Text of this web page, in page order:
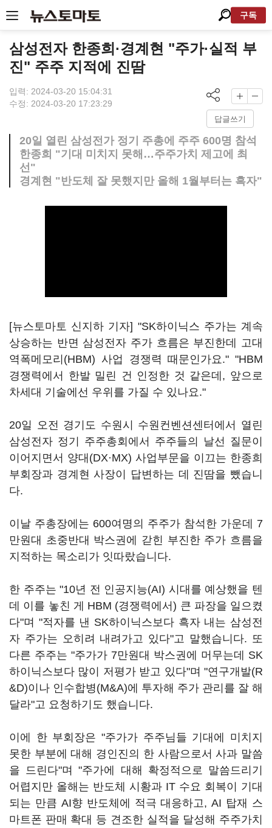
구독
삼성전자 한종희·경계현 "주가·실적 부
진" 주주 지적에 진땀
입력: 2024-03-20 15:04:31
수정: 2024-03-20 17:23:29
답글쓰기
20일 열린 삼성전가 정기 주총에 주주 600명 참석
한종희 "기대 미치지 못해…주주가치 제고에 최
선"
경계현 "반도체 잘 못했지만 올해 1월부터는 흑자"
[뉴스토마토 신지하 기자] "SK하이닉스 주가는 계속
상승하는 반면 삼성전자 주가 흐름은 부진한데 고대
역폭메모리(HBM) 사업 경쟁력 때문인가요." "HBM
경쟁력에서 한발 밀린 건 인정한 것 같은데, 앞으로
차세대 기술에선 우위를 가질 수 있나요."
20일 오전 경기도 수원시 수원컨벤션센터에서 열린
삼성전자 정기 주주총회에서 주주들의 날선 질문이
이어지면서 양대(DX·MX) 사업부문을 이끄는 한종희
부회장과 경계현 사장이 답변하는 데 진땀을 뺐습니
다.
이날 주총장에는 600여명의 주주가 참석한 가운데 7
만원대 초중반대 박스권에 갇힌 부진한 주가 흐름을
지적하는 목소리가 잇따랐습니다.
한 주주는 "10년 전 인공지능(AI) 시대를 예상했을 텐
데 이를 놓친 게 HBM (경쟁력에서) 큰 파장을 일으켰
다"며 "적자를 낸 SK하이닉스보다 흑자 내는 삼성전
자 주가는 오히려 내려가고 있다"고 말했습니다. 또
다른 주주는 "주가가 7만원대 박스권에 머무는데 SK
하이닉스보다 많이 저평가 받고 있다"며 "연구개발(R
&D)이나 인수합병(M&A)에 투자해 주가 관리를 잘 해
달라"고 요청하기도 했습니다.
이에 한 부회장은 "주가가 주주님들 기대에 미치지
못한 부분에 대해 경인진의 한 사람으로서 사과 말씀
을 드린다"며 "주가에 대해 확정적으로 말씀드리기
어렵지만 올해는 반도체 시황과 IT 수요 회복이 기대
되는 만큼 AI향 반도체에 적극 대응하고, AI 탑재 스
마트폰 판매 확대 등 견조한 실적을 달성해 주주가치